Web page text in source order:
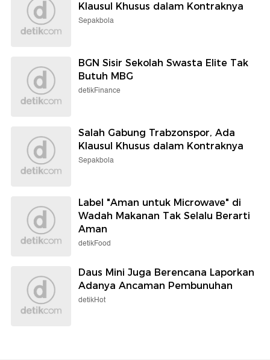
Klausul Khusus dalam Kontraknya
Sepakbola
BGN Sisir Sekolah Swasta Elite Tak
Butuh MBG
detikFinance
Salah Gabung Trabzonspor, Ada
Klausul Khusus dalam Kontraknya
Sepakbola
Label "Aman untuk Microwave" di
Wadah Makanan Tak Selalu Berarti
Aman
detikFood
Daus Mini Juga Berencana Laporkan
Adanya Ancaman Pembunuhan
detikHot